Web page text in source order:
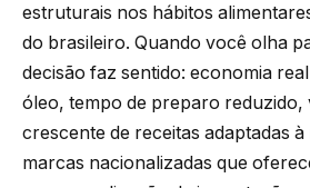
estruturais nos hábitos
do brasileiro. Quando você olha
decisão faz sentido: economia
óleo, tempo de preparo reduzido,
crescente de receitas adaptadas à
marcas nacionalizadas que